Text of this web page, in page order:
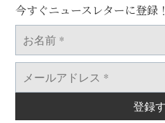
今すぐニュースレターに登録！
お
*
メ
ア